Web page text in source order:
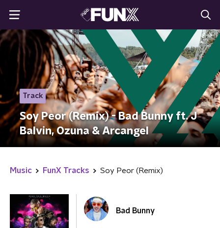
Track
Soy Peor (Remix) - Bad Bunny ft. J
Balvin, Ozuna & Arcangel
Music FunX Tracks Soy Peor (Remix)
Bad Bunny